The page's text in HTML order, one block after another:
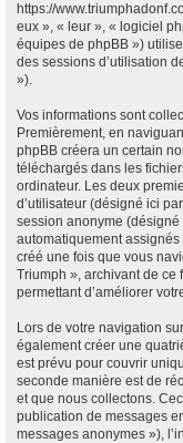
https://
eux », « leur », « logiciel
équipes de phpBB »)
des sessions d’utilisation
»).
Vos informations sont
Premièrement, en
phpBB créera un certain
téléchargés dans les
ordinateur. Les deux
d’utilisateur (désigné ici
session anonyme
automatiquement
créé une fois que vous
Triumph », archivant de ce
permettant d’améliorer
Lors de votre navigation
également créer une
est prévu pour couvrir
seconde manière est de
et que nous collectons.
publication de messages
messages anonymes »),